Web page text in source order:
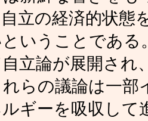
立の経済的状態
いうことである
立論が展開さ
らの議論は一
ギーを吸収し